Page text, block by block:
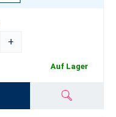
+
Auf Lager